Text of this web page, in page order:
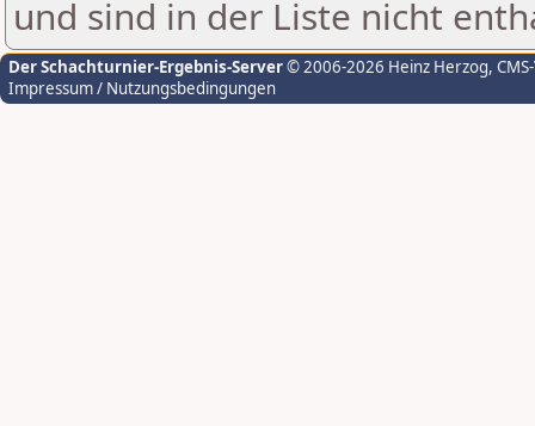
und sind in der Liste nicht
Der Schachturnier-Ergebnis-Server© 2006-2026 Heinz Herzog,
Impressum / Nutzungsbedingungen